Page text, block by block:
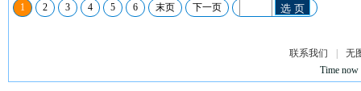
1 2 3 4 5 6 末页 下一页 选 页
联系我们
无
Time now